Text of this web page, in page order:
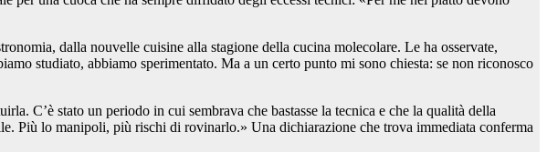
dalla nouvelle cuisine alla stagione della cucina molecolare. Le ha osservate,
studiato, abbiamo sperimentato. Ma a un certo punto mi sono chiesta: se non riconosco
C’è stato un periodo in cui sembrava che bastasse la tecnica e che la qualità della
Più lo manipoli, più rischi di rovinarlo.» Una dichiarazione che trova immediata conferma